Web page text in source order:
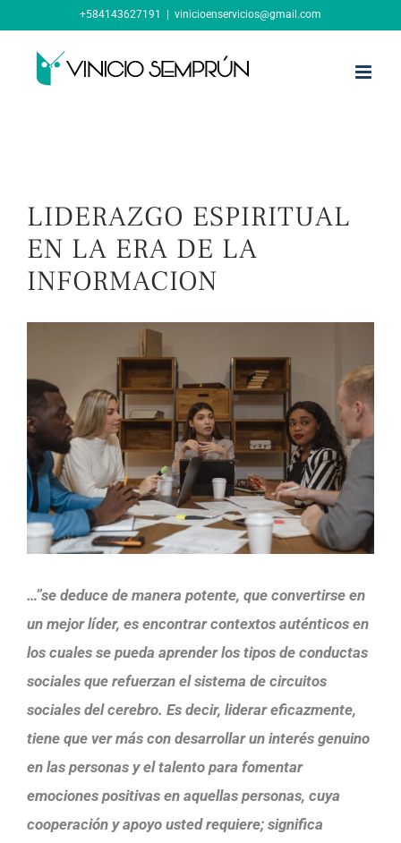
content
+584143627191 vinicioenservicios@gmail.com
LIDERAZGO ESPIRITUAL
EN LA ERA DE LA
INFORMACION
Image
…”se deduce de manera potente, que convertirse en
un mejor líder, es encontrar contextos auténticos en
los cuales se pueda aprender los tipos de conductas
sociales que refuerzan el sistema de circuitos
sociales del cerebro. Es decir, liderar eficazmente,
tiene que ver más con desarrollar un interés genuino
en las personas y el talento para fomentar
emociones positivas en aquellas personas, cuya
cooperación y apoyo usted requiere; significa